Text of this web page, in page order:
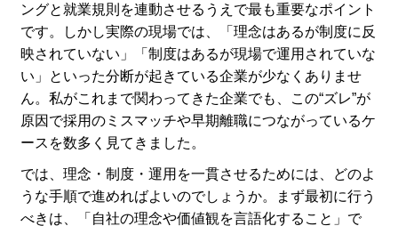
ングと就業規則を連動させるうえで最も重要なポイント
です。しかし実際の現場では、「理念はあるが制度に反
映されていない」「制度はあるが現場で運用されていな
い」といった分断が起きている企業が少なくありませ
ん。私がこれまで関わってきた企業でも、この“ズレ”が
原因で採用のミスマッチや早期離職につながっているケ
ースを数多く見てきました。
では、理念・制度・運用を一貫させるためには、どのよ
うな手順で進めればよいのでしょうか。まず最初に行う
べきは、「自社の理念や価値観を言語化すること」で